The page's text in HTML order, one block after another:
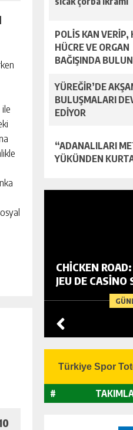
POLİS KAN VERİP,
HÜCRE VE ORGAN
BAĞIŞINDA
YÜREĞİR’DE
BULUŞMALARI
EDİYOR
“ADANALILARI
YÜKÜNDEN
CHICKEN
JEU DE CASINO
#